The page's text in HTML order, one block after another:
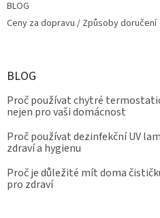
BLOG
Ceny za dopravu / Způsoby doručení
BLOG
Proč používat chytré
nejen pro vaši domácnost
Proč používat dezinfekční UV
zdraví a hygienu
Proč je důležité mít doma
pro zdraví